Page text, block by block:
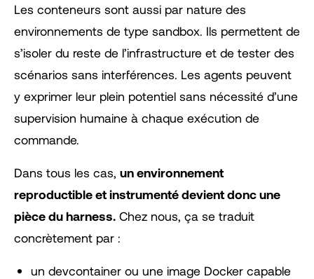
Les conteneurs sont aussi par nature des
environnements de type sandbox. Ils permettent de
s’isoler du reste de l’infrastructure et de tester des
scénarios sans interférences. Les agents peuvent
y exprimer leur plein potentiel sans nécessité d’une
supervision humaine à chaque exécution de
commande.
Dans tous les cas, un environnement
reproductible et instrumenté devient donc une
pièce du harness. Chez nous, ça se traduit
concrètement par :
un devcontainer ou une image Docker capable